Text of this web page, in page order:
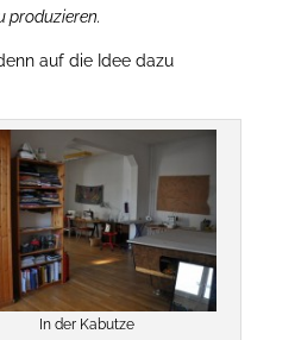
produzieren.
auf die Idee dazu
In der Kabutze